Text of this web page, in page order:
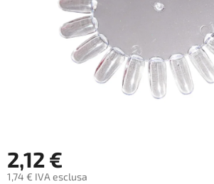
2,12 €
1,74 € IVA esclusa